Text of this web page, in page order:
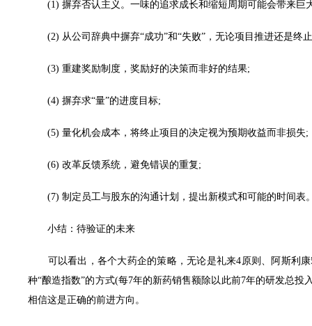
(1) 摒弃否认主义。一味的追求成长和缩短周期可能会带来巨
(2) 从公司辞典中摒弃“成功”和“失败”，无论项目推进还是终
(3) 重建奖励制度，奖励好的决策而非好的结果;
(4) 摒弃求“量”的进度目标;
(5) 量化机会成本，将终止项目的决定视为预期收益而非损失;
(6) 改革反馈系统，避免错误的重复;
(7) 制定员工与股东的沟通计划，提出新模式和可能的时间表
小结：待验证的未来
可以看出，各个大药企的策略，无论是礼来4原则、阿斯利康
种“酿造指数”的方式(每7年的新药销售额除以此前7年的研发总
相信这是正确的前进方向。